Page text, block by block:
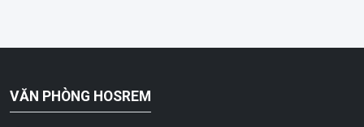
VĂN PHÒNG HOSREM